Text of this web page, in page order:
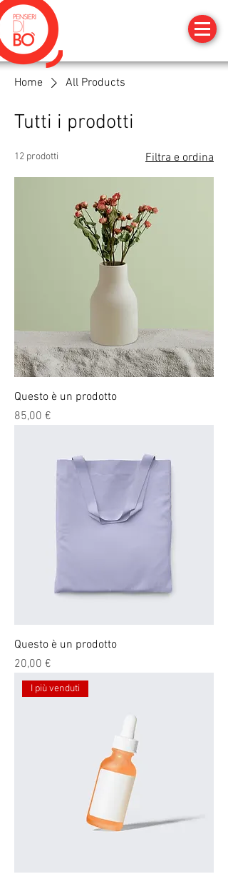
Home All Products
Tutti i prodotti
12 prodotti Filtra e ordina
Questo è un prodotto
Prezzo
85,00 €
Questo è un prodotto
Prezzo
20,00 €
I più venduti